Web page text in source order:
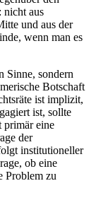
nicht aus
und aus der
wenn man es
Sinne, sondern
Botschaft
ist implizit,
ist, sollte
primär eine
der
institutioneller
ob eine
Problem zu